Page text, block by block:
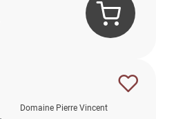
Domaine Pierre Vincent